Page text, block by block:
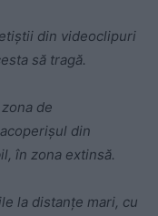
din videoclipuri
să tragă.
de
din
în zona extinsă.
la distanțe mari, cu